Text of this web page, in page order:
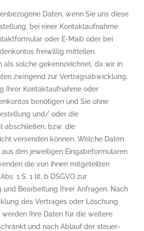
Daten, wenn Sie uns diese
bei einer Kontaktaufnahme
oder E-Mail) oder bei
freiwillig mitteilen.
als solche gekennzeichnet, da wir in
zwingend zur Vertragsabwicklung,
Ihrer Kontaktaufnahme oder
benötigen und Sie ohne
und/ oder die
abschließen, bzw. die
versenden können. Welche Daten
den jeweiligen Eingabeformularen
die von ihnen mitgeteilten
1 S. 1 lit. b DSGVO zur
Bearbeitung Ihrer Anfragen. Nach
des Vertrages oder Löschung
werden Ihre Daten für die weitere
und nach Ablauf der steuer-